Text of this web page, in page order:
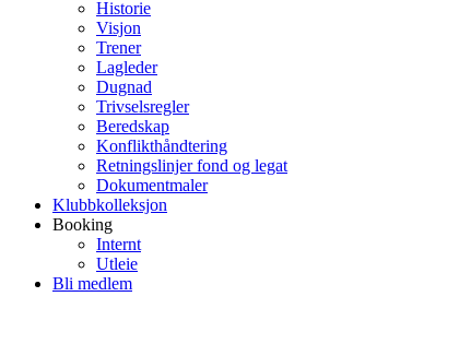
Historie
Visjon
Trener
Lagleder
Dugnad
Trivselsregler
Beredskap
Konflikthåndtering
Retningslinjer fond og legat
Dokumentmaler
Klubbkolleksjon
Booking
Internt
Utleie
Bli medlem